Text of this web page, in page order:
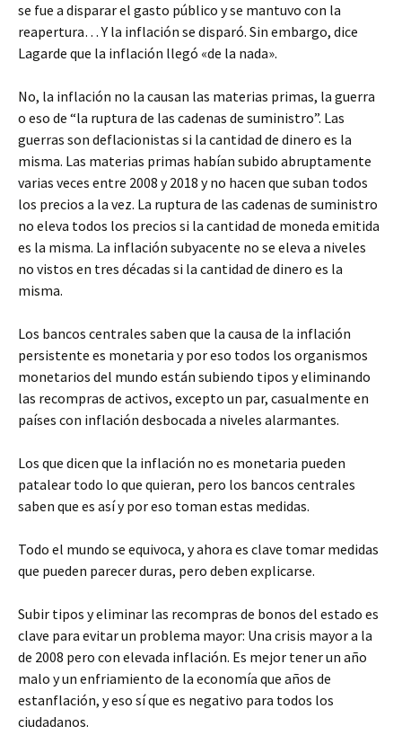
se fue a disparar el gasto público y se mantuvo con la
reapertura… Y la inflación se disparó. Sin embargo, dice
Lagarde que la inflación llegó «de la nada».
No, la inflación no la causan las materias primas, la guerra
o eso de “la ruptura de las cadenas de suministro”. Las
guerras son deflacionistas si la cantidad de dinero es la
misma. Las materias primas habían subido abruptamente
varias veces entre 2008 y 2018 y no hacen que suban todos
los precios a la vez. La ruptura de las cadenas de suministro
no eleva todos los precios si la cantidad de moneda emitida
es la misma. La inflación subyacente no se eleva a niveles
no vistos en tres décadas si la cantidad de dinero es la
misma.
Los bancos centrales saben que la causa de la inflación
persistente es monetaria y por eso todos los organismos
monetarios del mundo están subiendo tipos y eliminando
las recompras de activos, excepto un par, casualmente en
países con inflación desbocada a niveles alarmantes.
Los que dicen que la inflación no es monetaria pueden
patalear todo lo que quieran, pero los bancos centrales
saben que es así y por eso toman estas medidas.
Todo el mundo se equivoca, y ahora es clave tomar medidas
que pueden parecer duras, pero deben explicarse.
Subir tipos y eliminar las recompras de bonos del estado es
clave para evitar un problema mayor: Una crisis mayor a la
de 2008 pero con elevada inflación. Es mejor tener un año
malo y un enfriamiento de la economía que años de
estanflación, y eso sí que es negativo para todos los
ciudadanos.